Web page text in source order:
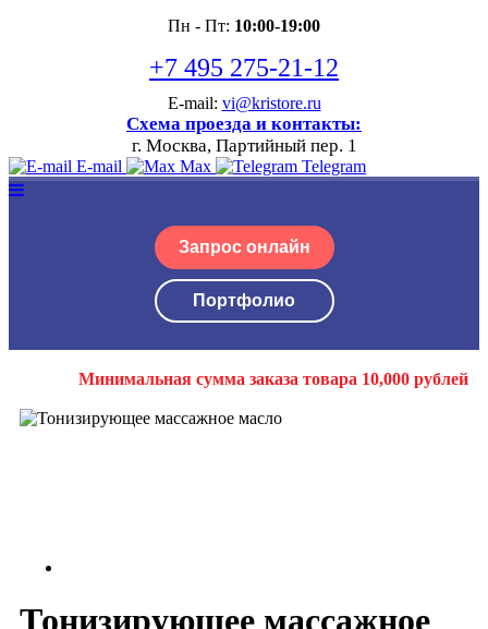
Пн - Пт: 10:00-19:00
+7 495 275-21-12
E-mail: vi@kristore.ru
Схема проезда и контакты:
г. Москва, Партийный пер. 1
E-mail Max Telegram
Запрос онлайн
Портфолио
Минимальная сумма заказа товара 10,000 рублей
Тонизирующее массажное